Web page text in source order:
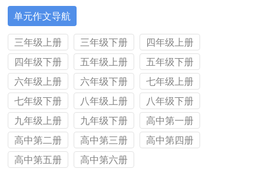
单元作文导航
三年级上册 三年级下册
四年级上册
四年级下册
五年级上册
五年级下册
六年级上册
六年级下册
七年级上册
七年级下册
八年级上册
八年级下册
九年级上册
九年级下册
高中第一册
高中第二册
高中第三册
高中第四册
高中第五册
高中第六册